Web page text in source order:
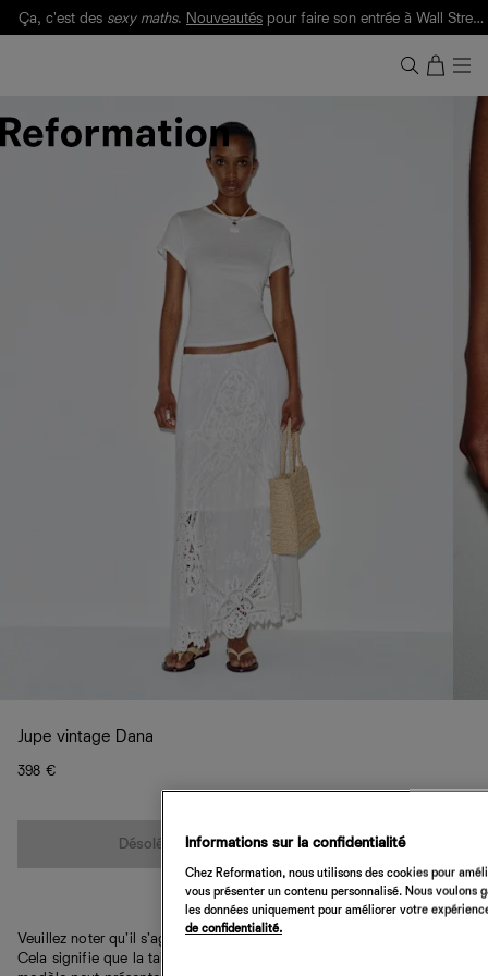
Ça, c'est des sexy maths. Nouveautés pour faire son entrée à Wall Street.
Jupe vintage Dana
398 €
Désolé, cet article n’est pas disponible
Veuillez noter qu'il s'agit d'une pièce vintage unique en son genre.
Cela signifie que la taille et la couleur peuvent varier et que le
Informations sur la confidentialité
Chez Reformation, nous utilisons des cookies pour
vous présenter un contenu personnalisé. Nous
les données uniquement pour améliorer votre
de confidentialité.